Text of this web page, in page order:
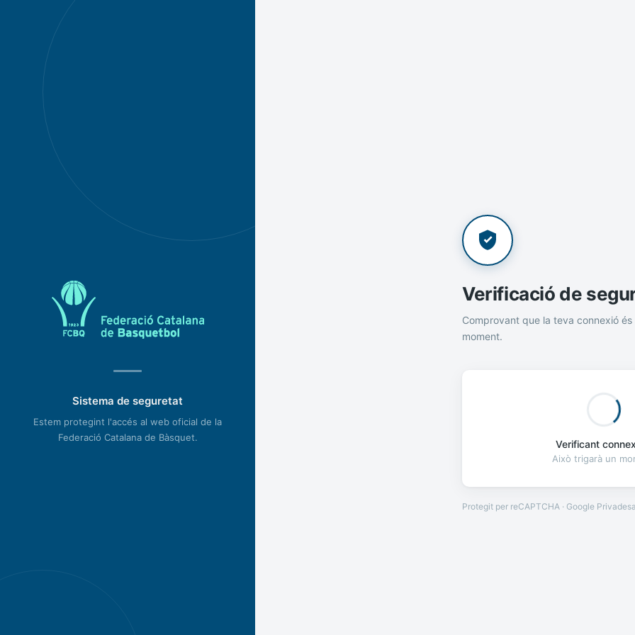
Sistema de seguretat
Estem protegint l'accés al web oficial de la
Federació Catalana de Bàsquet.
Verificació de
Comprovant que la teva connexió és
moment.
Verificant
Això trigarà un
Protegit per reCAPTCHA · Google Privadesa